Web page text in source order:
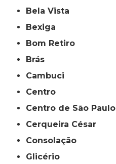
Bela Vista
Bexiga
Bom Retiro
Brás
Cambuci
Centro
Centro de São Paulo
Cerqueira César
Consolação
Glicério